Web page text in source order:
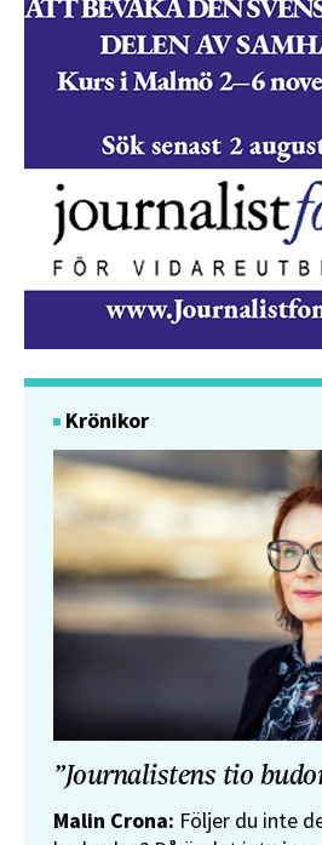
Krönikor
”Journalistens tio
Malin Crona: Följer du inte